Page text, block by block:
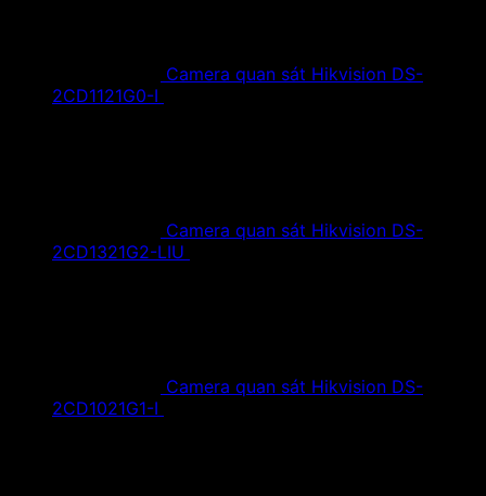
Camera quan sát Hikvision DS-
2CD1121G0-I
Camera quan sát Hikvision DS-
2CD1321G2-LIU
Camera quan sát Hikvision DS-
2CD1021G1-I